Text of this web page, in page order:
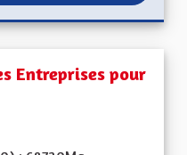
Entreprises pour